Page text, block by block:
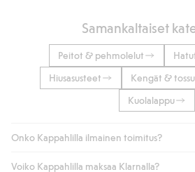
Samankaltaiset
Peitot & pehmolelut
Hiusasusteet
Kengät &
Kuolalappu
Onko Kappahlilla ilmainen toimitus?
Voiko Kappahlilla maksaa Klarnalla?